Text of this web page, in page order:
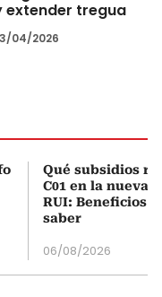
extender tregua
04/2026
Qué subsidios
C01 en la nueva
RUI: Beneficios
saber
06/08/2026